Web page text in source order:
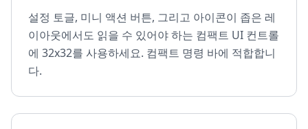
설정 토글, 미니 액션 버튼, 그리고 아이콘이 좁은 레
이아웃에서도 읽을 수 있어야 하는 컴팩트 UI 컨트롤
에 32x32를 사용하세요. 컴팩트 명령 바에 적합합니
다.